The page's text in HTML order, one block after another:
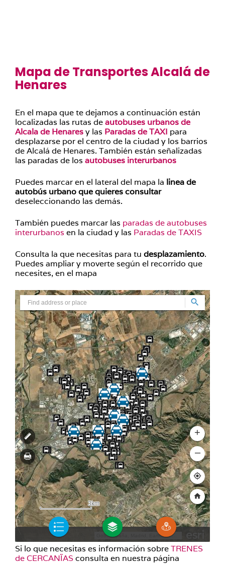
Mapa de Transportes Alcalá de
Henares
En el mapa que te dejamos a continuación están
localizadas las rutas deautobuses urbanos de
Alcala de Henaresy las Paradas de TAXI para
desplazarse por el centro de la ciudad y los barrios
de Alcalá de Henares. También están señalizadas
las paradas de los autobuses interurbanos
Puedes marcar en el lateral del mapa la linea de
autobús urbano que quieres consultar
deseleccionando las demás.
También puedes marcar las paradas de autobuses
interurbanos en la ciudad y las Paradas de TAXIS
Consulta la que necesitas para tu desplazamiento.
Puedes ampliar y moverte según el recorrido que
necesites, en el mapa
Si lo que necesitas es información sobreTRENES
de CERCANÏASconsulta en nuestra página